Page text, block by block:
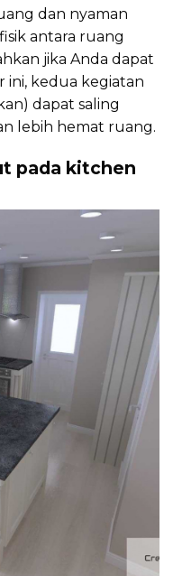
dan nyaman
antara ruang
jika Anda dapat
kedua kegiatan
dapat saling
lebih hemat ruang.
pada kitchen